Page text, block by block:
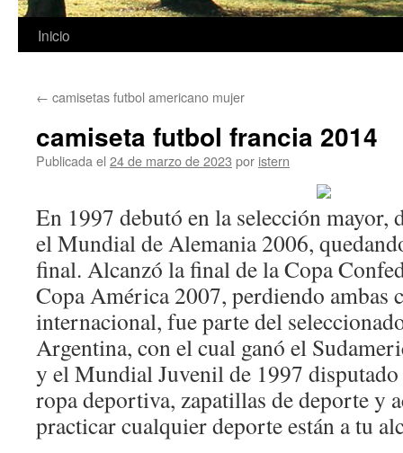
Saltar
contenido
Inicio
← camisetas futbol americano mujer
camiseta futbol francia 2014
Publicada el 24 de marzo de 2023 por istern
En 1997 debutó en la selección mayor,
el Mundial de Alemania 2006,
final. Alcanzó la final de la Copa
Copa América 2007, perdiendo
internacional, fue parte del
Argentina, con el cual ganó el
y el Mundial Juvenil de 1997
ropa deportiva, zapatillas de deporte y
practicar cualquier deporte están a tu